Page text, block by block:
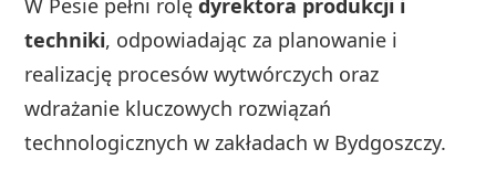
W Pesie pełni rolędyrektora produkcji i
techniki, odpowiadając za planowanie i
realizację procesów wytwórczych oraz
wdrażanie kluczowych rozwiązań
technologicznych w zakładach w Bydgoszczy.